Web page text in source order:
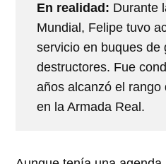
En realidad: Durante
Mundial, Felipe tuvo
servicio en buques de
destructores. Fue
años alcanzó el rango
en la Armada Real.